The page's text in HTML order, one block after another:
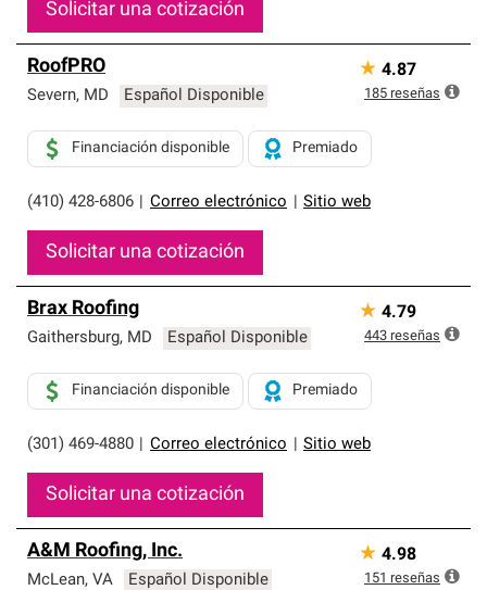
Solicitar una cotización
RoofPRO
Severn, MD Español Disponible
(410) 428-6806 Correo electrónico Sitio web
Financiación disponible Premiado
Solicitar una cotización
★ 4.87
185 reseñas
Brax Roofing
Gaithersburg, MD Español Disponible
(301) 469-4880 Correo electrónico Sitio web
Financiación disponible Premiado
Solicitar una cotización
★ 4.79
443 reseñas
A&M Roofing, Inc.
McLean, VA Español Disponible
★ 4.98
151 reseñas